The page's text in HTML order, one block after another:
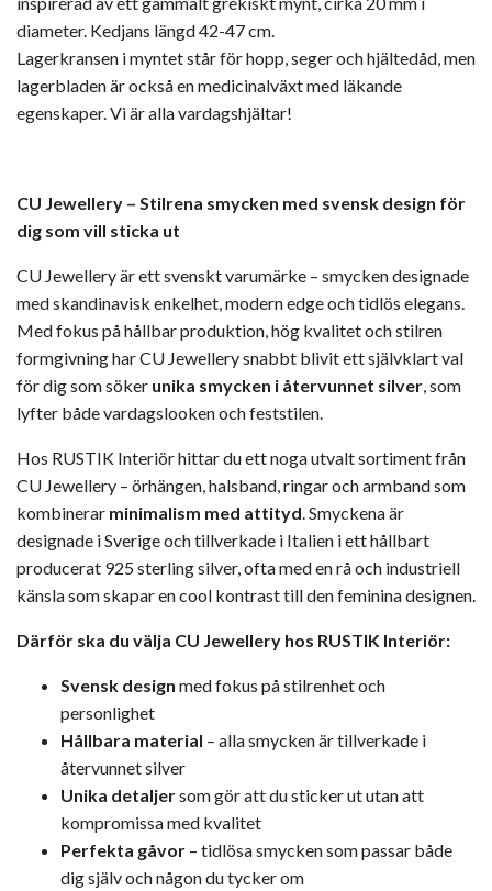
diameter. Kedjans längd 42-47 cm.
Lagerkransen i myntet står för hopp, seger och hjältedåd, men
lagerbladen är också en medicinalväxt med läkande
egenskaper. Vi är alla vardagshjältar!
CU Jewellery – Stilrena smycken med svensk design för
dig som vill sticka ut
CU Jewellery är ett svenskt varumärke – smycken designade
med skandinavisk enkelhet, modern edge och tidlös elegans.
Med fokus på hållbar produktion, hög kvalitet och stilren
formgivning har CU Jewellery snabbt blivit ett självklart val
för dig som söker unika smycken i återvunnet silver, som
lyfter både vardagslooken och feststilen.
Hos RUSTIK Interiör hittar du ett noga utvalt sortiment från
CU Jewellery – örhängen, halsband, ringar och armband som
kombinerar minimalism med attityd. Smyckena är
designade i Sverige och tillverkade i Italien i ett hållbart
producerat 925 sterling silver, ofta med en rå och industriell
känsla som skapar en cool kontrast till den feminina designen.
Därför ska du välja CU Jewellery hos RUSTIK Interiör:
Svensk design med fokus på stilrenhet och
personlighet
Hållbara material – alla smycken är tillverkade i
återvunnet silver
Unika detaljersom gör att du sticker ut utan att
kompromissa med kvalitet
Perfekta gåvor – tidlösa smycken som passar både
dig själv och någon du tycker om